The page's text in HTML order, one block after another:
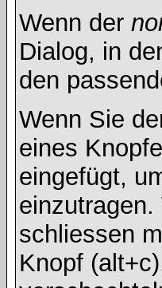
Wenn der
Dialog, in
den
Wenn Sie
eines
eingefügt,
einzutragen.
schliessen
Knopf